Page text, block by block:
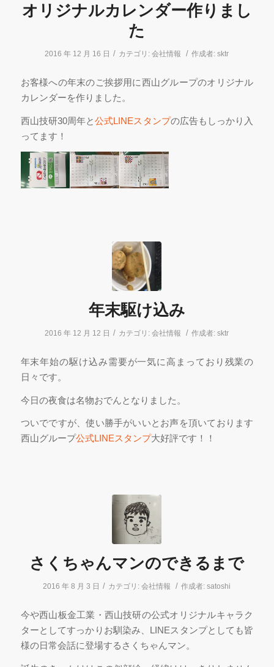
オリジナルカレンダー作りまし
た
2016 年 12 月 16 日 / カテゴリ:会社情報 / 作成者:sktr
お客様への年末のご挨拶用に西山グループのオリジナル
カレンダーを作りました。
西山技研30周年と公式LINEスタンプの広告もしっかり入
ってます！
年末駆け込み
2016 年 12 月 12 日 / カテゴリ:会社情報 / 作成者:sktr
年末年始の駆け込み需要が一気に高まっており残業の
日々です。
今日の夜食は名物おでんとなりました。
ついでですが、使い勝手がいいとお声を頂いております
西山グループ公式LINEスタンプ大好評です！！
さくちゃんマンのできるまで
2016 年 8 月 3 日 / カテゴリ:会社情報 / 作成者:satoshi
今や西山板金工業・西山技研の公式オリジナルキャラク
ターとしてすっかりお馴染み、LINEスタンプとしても皆
様の日常会話に登場するさくちゃんマン。